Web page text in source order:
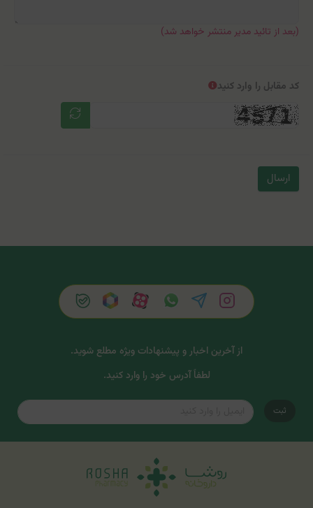
(بعد از تائید مدیر منتشر خواهد شد)
کد مقابل را وارد کنید
ارسال
از آخرین اخبار و پیشنهادات ویژه مطلع شوید.
لطفاً آدرس خود را وارد کنید.
ثبت